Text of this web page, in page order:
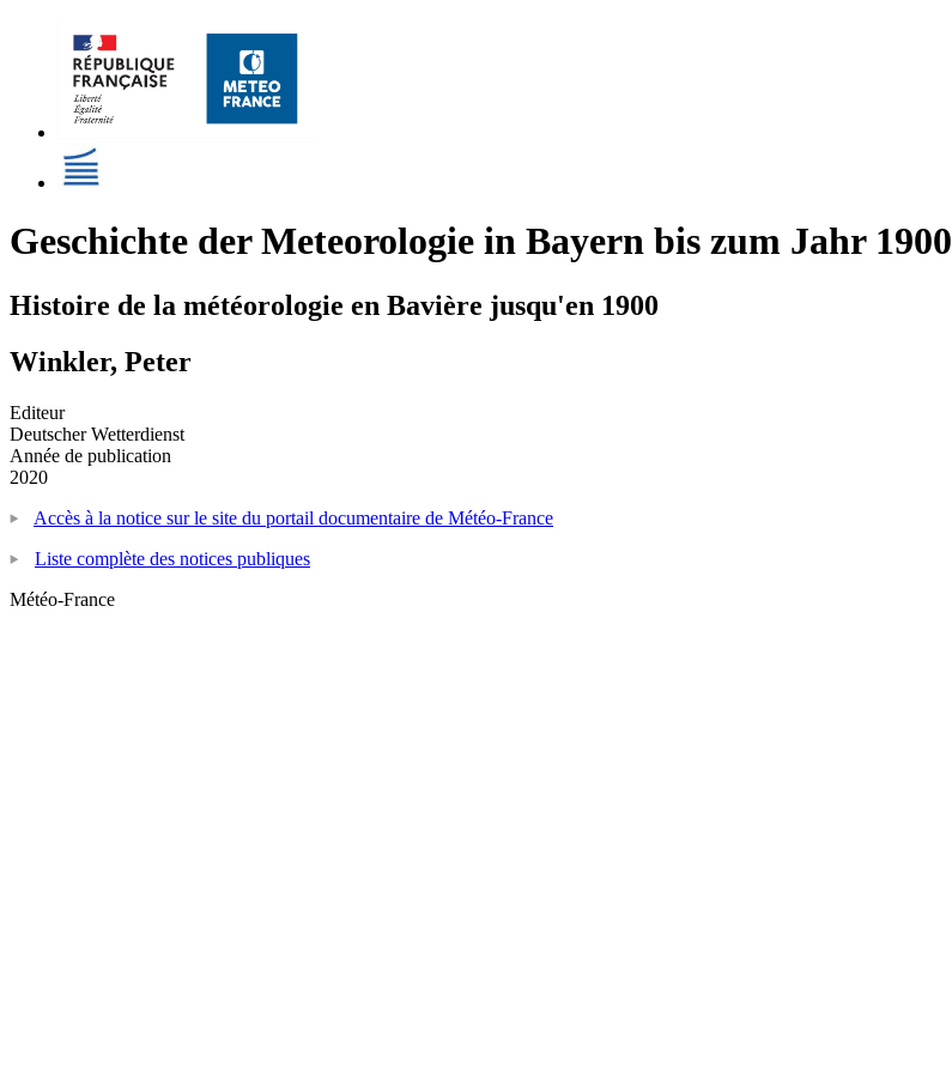
Geschichte der Meteorologie in Bayern bis zum Jahr 1900
Histoire de la météorologie en Bavière jusqu'en 1900
Winkler, Peter
Editeur
Deutscher Wetterdienst
Année de publication
2020
Accès à la notice sur le site du portail documentaire de Météo-France
Liste complète des notices publiques
Météo-France